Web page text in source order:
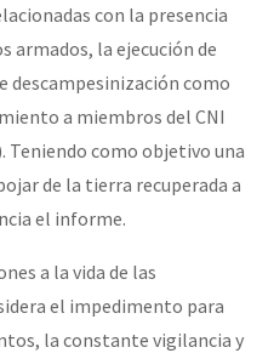
con la presencia
armados, la ejecución de
descampesinización como
a miembros del CNI
Teniendo como objetivo una
de la tierra recuperada a
el informe.
a la vida de las
el impedimento para
la constante vigilancia y